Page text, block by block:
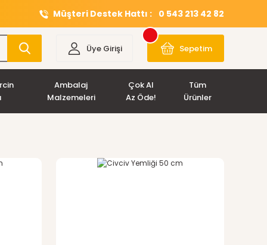
Müşteri Destek Hattı : 0 543 213 42 82
Üye Girişi Sepetim
Ambalaj
Malzemeleri
Çok Al
Az Öde!
Tüm
Ürünler